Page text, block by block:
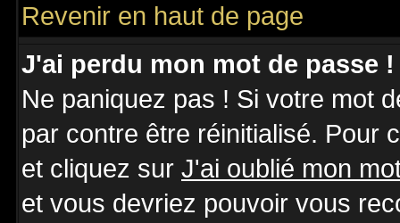
Revenir en haut de page
J'ai perdu mon mot de passe !
Ne paniquez pas ! Si votre mot
par contre être réinitialisé. Pour
et cliquez sur J'ai oublié mon
et vous devriez pouvoir vous